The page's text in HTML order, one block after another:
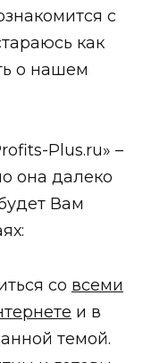
с
как
о нашем
Plus.ru» –
она далеко
Вам
со всеми
и в
темой.